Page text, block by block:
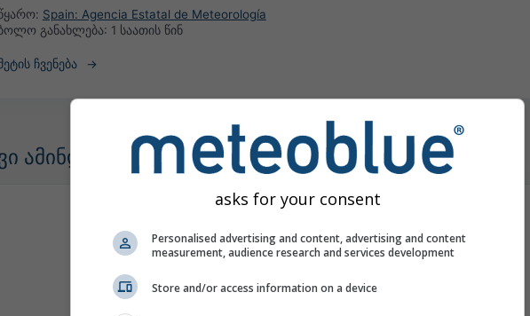
Spain: Agencia Estatal de Meteorología
განახლება: 1 საათის წინ
ჩვენება
ამინდის პროგნოზი Arrecife-თვის
asks for your consent
Personalised advertising and content, advertising and content
measurement, audience research and services development
Store and/or access information on a device